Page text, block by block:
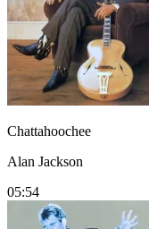
Chattahoochee
Alan Jackson
05:54